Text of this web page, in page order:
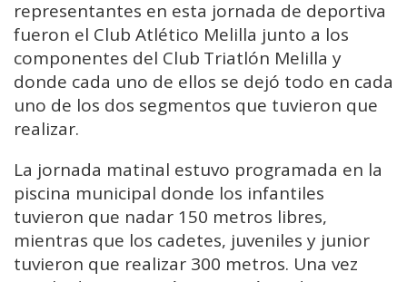
representantes en esta jornada de deportiva
fueron el Club Atlético Melilla junto a los
componentes del Club Triatlón Melilla y
donde cada uno de ellos se dejó todo en cada
uno de los dos segmentos que tuvieron que
realizar.
La jornada matinal estuvo programada en la
piscina municipal donde los infantiles
tuvieron que nadar 150 metros libres,
mientras que los cadetes, juveniles y junior
tuvieron que realizar 300 metros. Una vez